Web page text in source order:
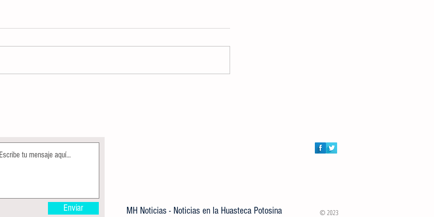
Enviar MH Noticias - Noticias en la Huasteca Potosina © 2023